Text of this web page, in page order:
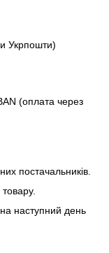
Укрпошти)
(оплата через
постачальників.
наступний день